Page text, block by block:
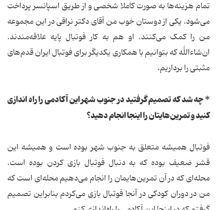
تمام هزینه‌ها به صورت کاملا شخصی و از طریق اسپانسر پرداخت
می‌شود. یکی از دوستان خوب من آقای دکتر نراقی در این مجموعه
من را کمک می‌کنند. او هم به کار فوتبال پایه علاقه‌مندند.
ان‌شاءالله که بتوانیم با همکاری یکدیگر برای فوتبال ایران قدم‌های
مثبتی را برداریم.
* چه شد که تصمیم گرفتید در جنوب شهر این آکادمی را راه ‌اندازی
کنید و تمرین‌هایتان را اینجا انجام دهید؟
فوتبال همیشه متعلق به جنوب شهر بوده است و همیشه این
قشر ضعیف بوده که به دنبال فوتبال بازی کردن بوده است.
محله‌ای که در آن تمرین‌هایمان را انجام می‌دهیم محله‌ای است که
من در دوران کودکی در آنجا فوتبال بازی می‌کردم بنابراین تصمیم